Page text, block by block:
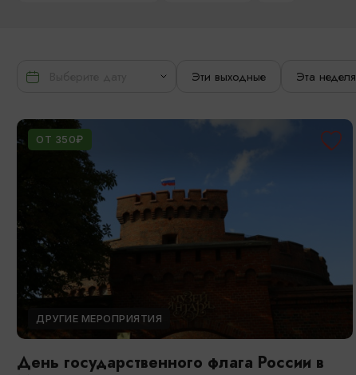
Эти выходные Эта неделя
ОТ 350₽
ДРУГИЕ МЕРОПРИЯТИЯ
День государственного флага России в